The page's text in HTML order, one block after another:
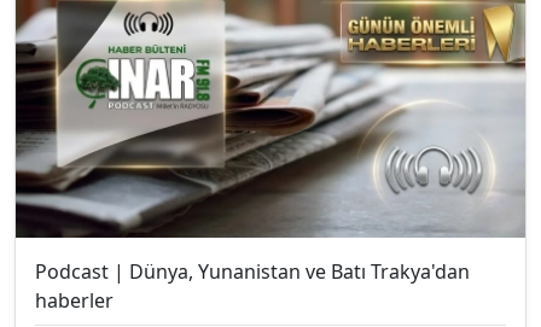
Podcast | Dünya, Yunanistan ve Batı Trakya'dan
haberler